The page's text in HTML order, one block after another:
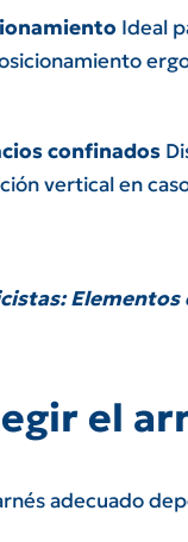
Ideal
confinados
vertical en
el
adecuado